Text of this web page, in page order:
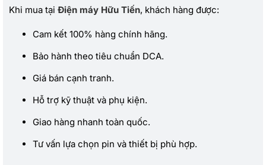
Khi mua tại Điện máy Hữu Tiến, khách hàng được:
Cam kết 100% hàng chính hãng.
Bảo hành theo tiêu chuẩn DCA.
Giá bán cạnh tranh.
Hỗ trợ kỹ thuật và phụ kiện.
Giao hàng nhanh toàn quốc.
Tư vấn lựa chọn pin và thiết bị phù hợp.